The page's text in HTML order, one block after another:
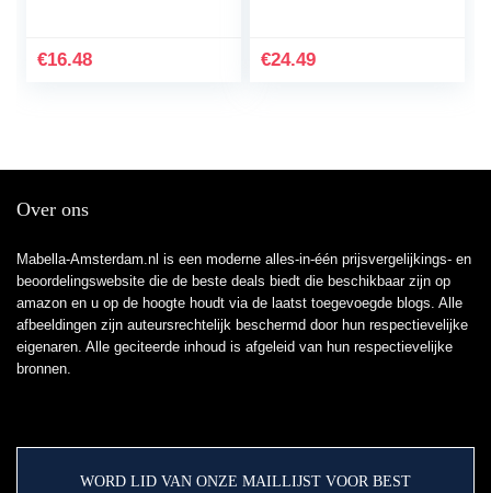
Luier Cover Shorts +
€16.48
Baby Uniseks Warm
€24.49
Over ons
Mabella-Amsterdam.nl is een moderne alles-in-één prijsvergelijkings- en
beoordelingswebsite die de beste deals biedt die beschikbaar zijn op
amazon en u op de hoogte houdt via de laatst toegevoegde blogs. Alle
afbeeldingen zijn auteursrechtelijk beschermd door hun respectievelijke
eigenaren. Alle geciteerde inhoud is afgeleid van hun respectievelijke
bronnen.
WORD LID VAN ONZE MAILLIJST VOOR BEST